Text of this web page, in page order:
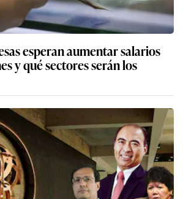
esperan aumentar salarios
y qué sectores serán los